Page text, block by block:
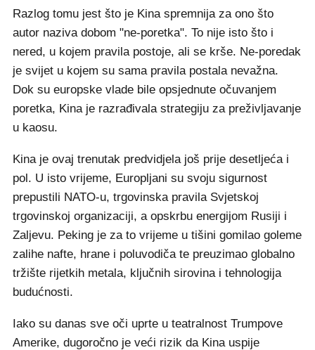
Razlog tomu jest što je Kina spremnija za ono što
autor naziva dobom "ne-poretka". To nije isto što i
nered, u kojem pravila postoje, ali se krše. Ne-poredak
je svijet u kojem su sama pravila postala nevažna.
Dok su europske vlade bile opsjednute očuvanjem
poretka, Kina je razrađivala strategiju za preživljavanje
u kaosu.
Kina je ovaj trenutak predvidjela još prije desetljeća i
pol. U isto vrijeme, Europljani su svoju sigurnost
prepustili NATO-u, trgovinska pravila Svjetskoj
trgovinskoj organizaciji, a opskrbu energijom Rusiji i
Zaljevu. Peking je za to vrijeme u tišini gomilao goleme
zalihe nafte, hrane i poluvodiča te preuzimao globalno
tržište rijetkih metala, ključnih sirovina i tehnologija
budućnosti.
Iako su danas sve oči uprte u teatralnost Trumpove
Amerike, dugoročno je veći rizik da Kina uspije